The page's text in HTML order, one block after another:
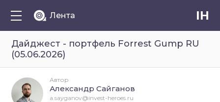
Лента IH
Дайджест - портфель Forrest Gump RU
(05.06.2026)
Автор
Александр Сайганов
a.sayganov@invest-heroes.ru